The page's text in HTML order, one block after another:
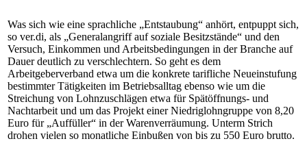
Was sich wie eine sprachliche „Entstaubung“ anhört, entpuppt sich,
so ver.di, als „Generalangriff auf soziale Besitzstände“ und den
Versuch, Einkommen und Arbeitsbedingungen in der Branche auf
Dauer deutlich zu verschlechtern. So geht es dem
Arbeitgeberverband etwa um die konkrete tarifliche Neueinstufung
bestimmter Tätigkeiten im Betriebsalltag ebenso wie um die
Streichung von Lohnzuschlägen etwa für Spätöffnungs- und
Nachtarbeit und um das Projekt einer Niedriglohngruppe von 8,20
Euro für „Auffüller“ in der Warenverräumung. Unterm Strich
drohen vielen so monatliche Einbußen von bis zu 550 Euro brutto.